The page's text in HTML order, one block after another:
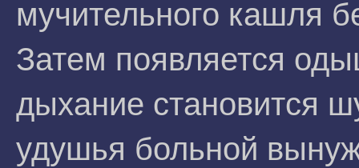
мучительного кашля
Затем появляется
дыхание становится
удушья больной